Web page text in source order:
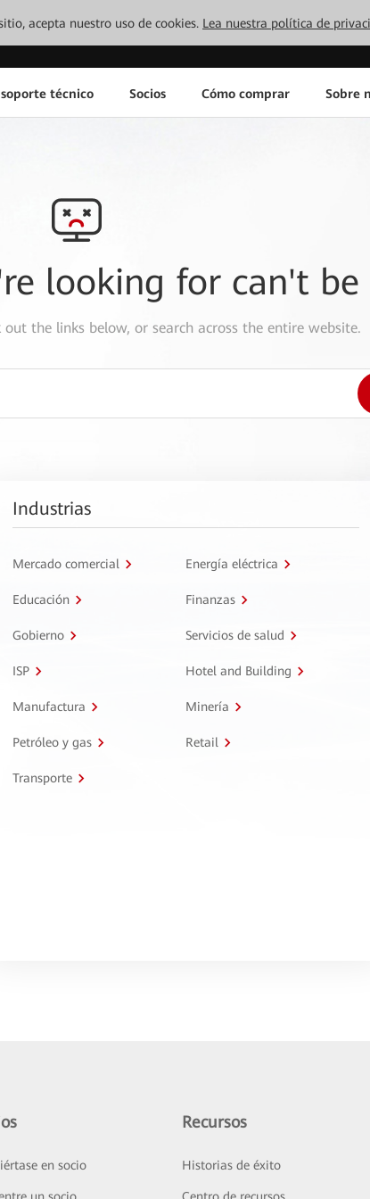
acepta nuestro uso de cookies. Lea nuestra política de
técnico Socios Cómo comprar Sobre
looking for can't be
out the links below, or search across the entire website.
Industrias
Mercado comercial Energía eléctrica
Educación Finanzas
Gobierno Servicios de salud
ISP Hotel and Building
Manufactura Minería
Petróleo y gas Retail
Transporte
en socio
Recursos
Historias de éxito